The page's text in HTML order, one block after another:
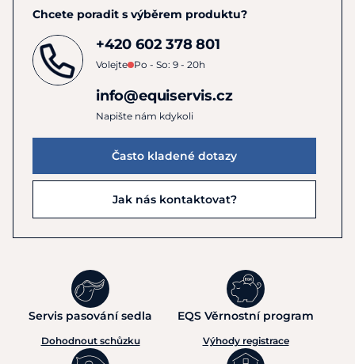
Chcete poradit s výběrem produktu?
+420 602 378 801
Volejte Po - So: 9 - 20h
info@equiservis.cz
Napište nám kdykoli
Často kladené dotazy
Jak nás kontaktovat?
Servis pasování sedla
Dohodnout schůzku
EQS Věrnostní program
Výhody registrace